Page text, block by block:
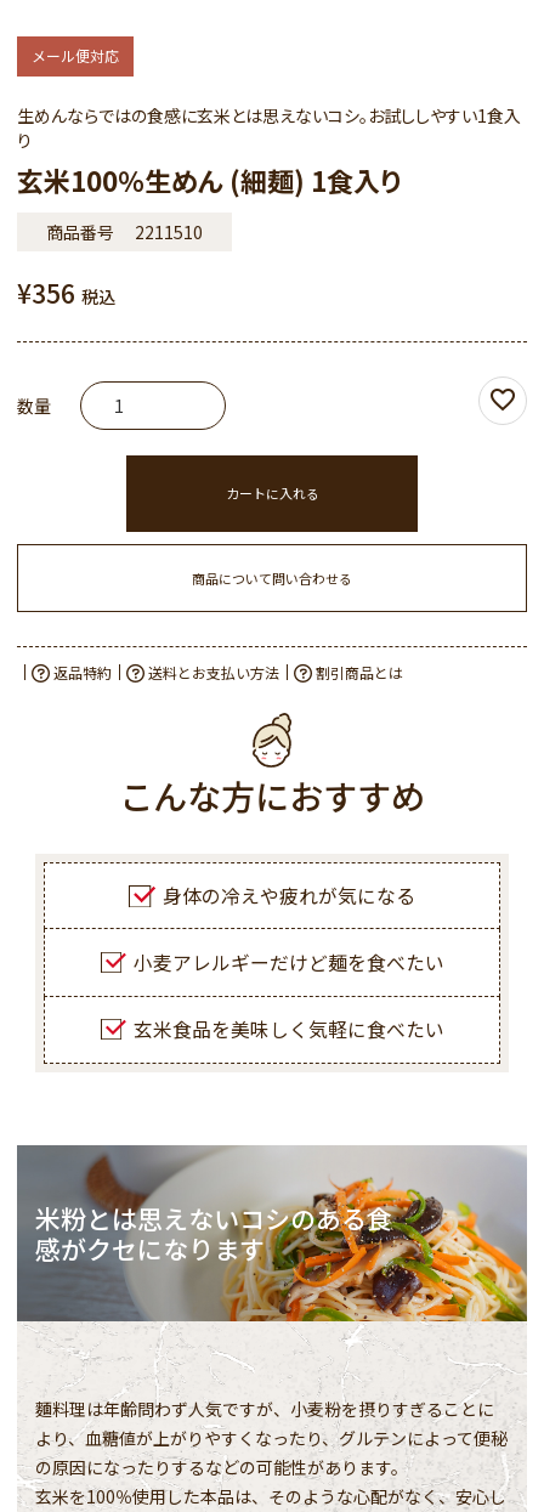
メール便対応
生めんならではの食感に玄米とは思えないコシ。お試ししやすい1食入
り
玄米100％生めん (細麺) 1食入り
商品番号 2211510
¥356 税込
カートに入れる
商品について問い合わせる
返品特約 送料とお支払い方法 割引商品とは
こんな方におすすめ
身体の冷えや疲れが気になる
小麦アレルギーだけど麺を食べたい
玄米食品を美味しく気軽に食べたい
米粉とは思えないコシのある食
感がクセになります
麵料理は年齢問わず人気ですが、小麦粉を摂りすぎることに
より、血糖値が上がりやすくなったり、グルテンによって便秘
の原因になったりするなどの可能性があります。
玄米を100％使用した本品は、そのような心配がなく、安心し